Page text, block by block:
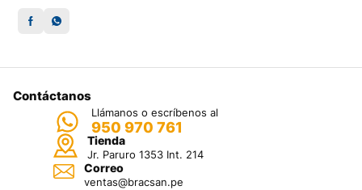
Contáctanos
Llámanos o escríbenos al
950 970 761
Tienda
Jr. Paruro 1353 Int. 214
Correo
ventas@bracsan.pe